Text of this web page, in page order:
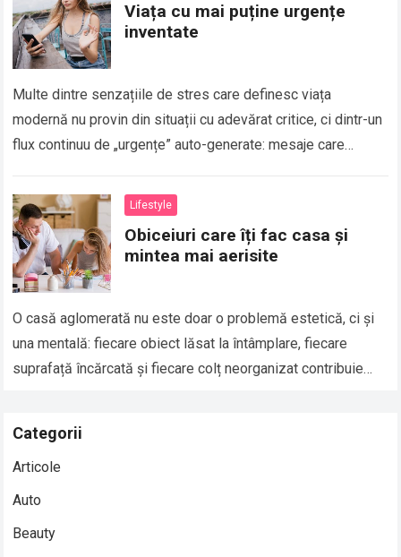
Viața cu mai puține urgențe
inventate
Multe dintre senzațiile de stres care definesc viața
modernă nu provin din situații cu adevărat critice, ci dintr-un
flux continuu de „urgențe” auto-generate: mesaje care
Lifestyle
Obiceiuri care îți fac casa și
mintea mai aerisite
O casă aglomerată nu este doar o problemă estetică, ci și
una mentală: fiecare obiect lăsat la întâmplare, fiecare
suprafață încărcată și fiecare colț neorganizat contribuie
Categorii
Articole
Auto
Beauty